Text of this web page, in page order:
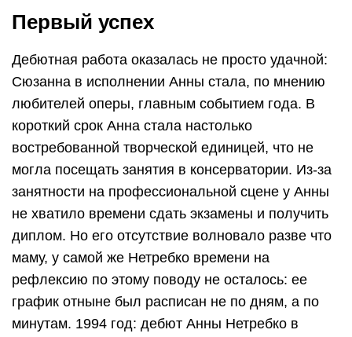
Первый успех
Дебютная работа оказалась не просто удачной:
Сюзанна в исполнении Анны стала, по мнению
любителей оперы, главным событием года. В
короткий срок Анна стала настолько
востребованной творческой единицей, что не
могла посещать занятия в консерватории. Из-за
занятности на профессиональной сцене у Анны
не хватило времени сдать экзамены и получить
диплом. Но его отсутствие волновало разве что
маму, у самой же Нетребко времени на
рефлексию по этому поводу не осталось: ее
график отныне был расписан не по дням, а по
минутам. 1994 год: дебют Анны Нетребко в